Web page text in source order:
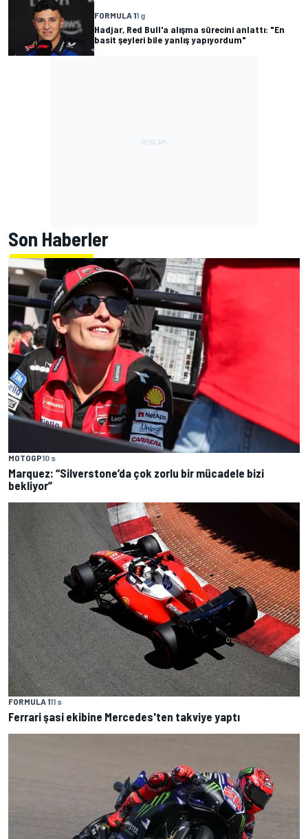
FORMULA 11 g
Hadjar, Red Bull'a alışma sürecini anlattı: "En
basit şeyleri bile yanlış yapıyordum"
Son Haberler
MOTOGP10 s
Marquez: “Silverstone’da çok zorlu bir mücadele bizi
bekliyor”
FORMULA 111 s
Ferrari şasi ekibine Mercedes'ten takviye yaptı